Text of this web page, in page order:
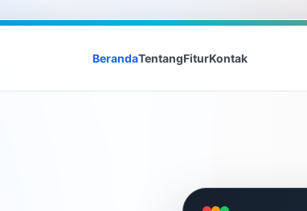
BerandaTentangFiturKontak